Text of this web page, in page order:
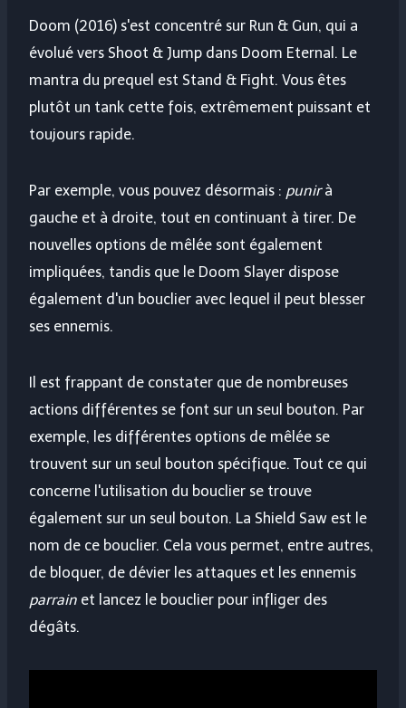
Doom (2016) s'est concentré sur Run & Gun, qui a
évolué vers Shoot & Jump dans Doom Eternal. Le
mantra du prequel est Stand & Fight. Vous êtes
plutôt un tank cette fois, extrêmement puissant et
toujours rapide.
Par exemple, vous pouvez désormais : punirà
gauche et à droite, tout en continuant à tirer. De
nouvelles options de mêlée sont également
impliquées, tandis que le Doom Slayer dispose
également d'un bouclier avec lequel il peut blesser
ses ennemis.
Il est frappant de constater que de nombreuses
actions différentes se font sur un seul bouton. Par
exemple, les différentes options de mêlée se
trouvent sur un seul bouton spécifique. Tout ce qui
concerne l'utilisation du bouclier se trouve
également sur un seul bouton. La Shield Saw est le
nom de ce bouclier. Cela vous permet, entre autres,
de bloquer, de dévier les attaques et les ennemis
parrain et lancez le bouclier pour infliger des
dégâts.